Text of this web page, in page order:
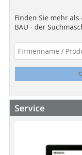
Finden Sie mehr als
BAU - der
Service